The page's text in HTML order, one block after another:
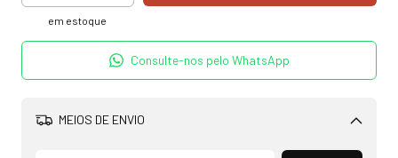
em estoque
Consulte-nos pelo WhatsApp
MEIOS DE ENVIO
Alterar CEP